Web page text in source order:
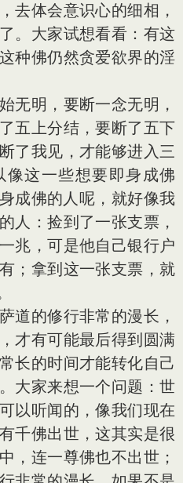
去体会意识心的细相，
。大家试想看看：有这
种佛仍然贪爱欲界的淫
明，要断一念无明，
五上分结，要断了五下
了我见，才能够进入三
这一些想要即身成佛
成佛的人呢，就好像我
人：捡到了一张支票，
兆，可是他自己银行户
；拿到这一张支票，就
的修行非常的漫长，
才有可能最后得到圆满
长的时间才能转化自己
大家来想一个问题：世
以听闻的，像我们现在
千佛出世，这其实是很
，连一尊佛也不出世；